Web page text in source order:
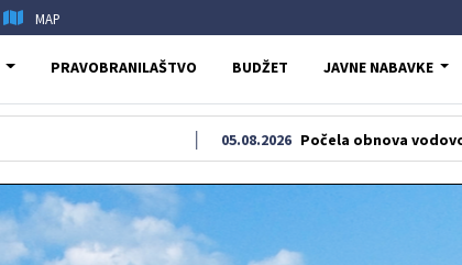
MAP
PRAVOBRANILAŠTVO BUDŽET JAVNE NABAVKE
Počela obnova vodovodne i